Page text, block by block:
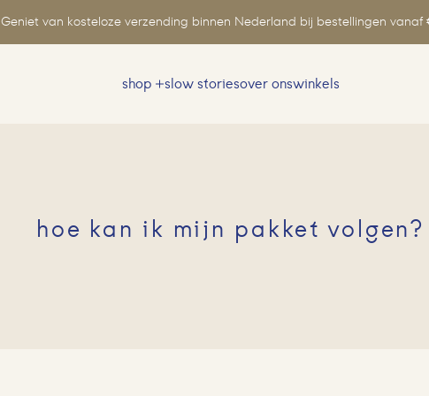
Geniet van kosteloze verzending binnen Nederland bij bestellingen vanaf
shop slow storiesover onswinkels
hoe kan ik mijn pakket volgen?